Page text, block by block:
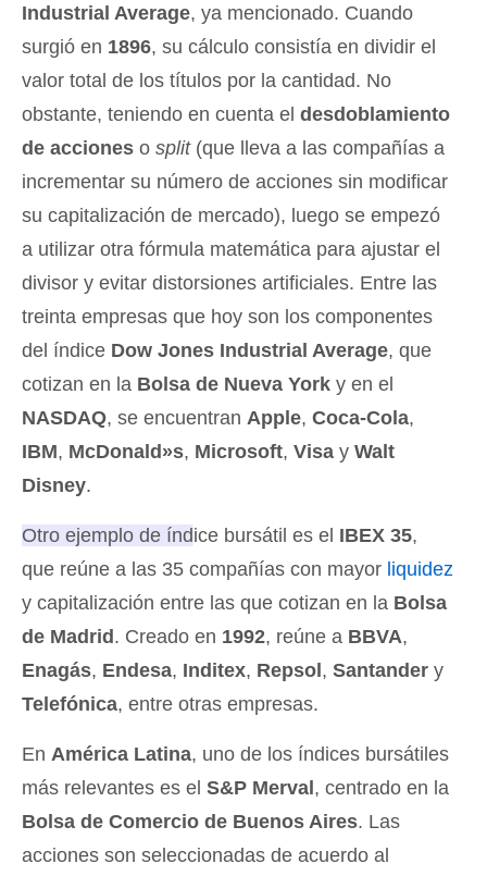
Industrial Average, ya mencionado. Cuando
surgió en 1896, su cálculo consistía en dividir el
valor total de los títulos por la cantidad. No
obstante, teniendo en cuenta el desdoblamiento
de acciones o split(que lleva a las compañías a
incrementar su número de acciones sin modificar
su capitalización de mercado), luego se empezó
a utilizar otra fórmula matemática para ajustar el
divisor y evitar distorsiones artificiales. Entre las
treinta empresas que hoy son los componentes
del índice Dow Jones Industrial Average, que
cotizan en la Bolsa de Nueva York y en el
NASDAQ, se encuentran Apple, Coca-Cola,
IBM, McDonald»s, Microsoft, Visa y Walt
Disney.
Otro ejemplo de índice bursátil es el IBEX 35,
que reúne a las 35 compañías con mayor liquidez
y capitalización entre las que cotizan en la Bolsa
de Madrid. Creado en 1992, reúne a BBVA,
Enagás, Endesa, Inditex, Repsol, Santander y
Telefónica, entre otras empresas.
En América Latina, uno de los índices bursátiles
más relevantes es el S&P Merval, centrado en la
Bolsa de Comercio de Buenos Aires. Las
acciones son seleccionadas de acuerdo al